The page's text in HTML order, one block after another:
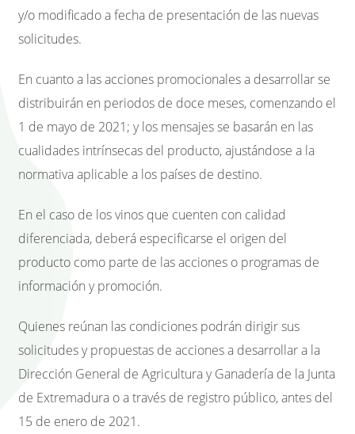
y/o modificado a fecha de presentación de las nuevas
solicitudes.
En cuanto a las acciones promocionales a desarrollar se
distribuirán en periodos de doce meses, comenzando el
1 de mayo de 2021; y los mensajes se basarán en las
cualidades intrínsecas del producto, ajustándose a la
normativa aplicable a los países de destino.
En el caso de los vinos que cuenten con calidad
diferenciada, deberá especificarse el origen del
producto como parte de las acciones o programas de
información y promoción.
Quienes reúnan las condiciones podrán dirigir sus
solicitudes y propuestas de acciones a desarrollar a la
Dirección General de Agricultura y Ganadería de la Junta
de Extremadura o a través de registro público, antes del
15 de enero de 2021.